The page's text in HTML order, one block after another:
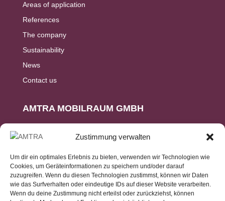
Zustimmung verwalten
Um dir ein optimales Erlebnis zu bieten, verwenden wir Technologien wie
Cookies, um Geräteinformationen zu speichern und/oder darauf
zuzugreifen. Wenn du diesen Technologien zustimmst, können wir Daten
wie das Surfverhalten oder eindeutige IDs auf dieser Website verarbeiten.
Wenn du deine Zustimmung nicht erteilst oder zurückziehst, können
Areas of application
References
The company
Sustainability
News
Contact us
AMTRA MOBILRAUM GMBH
D-56307 Dernbach
+49 (2236) 96989-0
INFO@AMTRA-GMBH.DE